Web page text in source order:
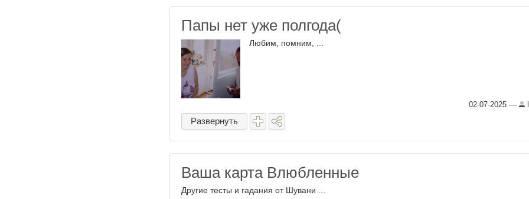
Папы нет уже полгода(
Любим, помним, ...
02-07-2025 —
Развернуть
Ваша карта Влюбленные
Другие тесты и гадания от Шувани ...